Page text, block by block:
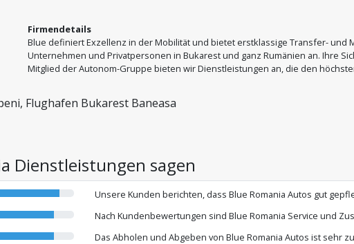
Firmendetails
Blue definiert Exzellenz in der Mobilität und bietet erstklassige Transfer- und
Unternehmen und Privatpersonen in Bukarest und ganz Rumänien an. Ihre
Mitglied der Autonom-Gruppe bieten wir Dienstleistungen an, die den
Flughafen Bukarest Baneasa
Dienstleistungen sagen
Unsere Kunden berichten, dass Blue Romania Autos gut
Nach Kundenbewertungen sind Blue Romania Service und
Das Abholen und Abgeben von Blue Romania Autos ist sehr